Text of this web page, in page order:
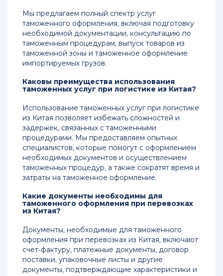
Мы предлагаем полный спектр услуг
таможенного оформления, включая подготовку
необходимой документации, консультацию по
таможенным процедурам, выпуск товаров из
таможенной зоны и таможенное оформление
импортируемых грузов.
Каковы преимущества использования
таможенных услуг при логистике из Китая?
Использование таможенных услуг при логистике
из Китая позволяет избежать сложностей и
задержек, связанных с таможенными
процедурами. Мы предоставляем опытных
специалистов, которые помогут с оформлением
необходимых документов и осуществлением
таможенных процедур, а также сократят время и
затраты на таможенное оформление.
Какие документы необходимы для
таможенного оформления при перевозках
из Китая?
Документы, необходимые для таможенного
оформления при перевозках из Китая, включают
счет-фактуру, платежные документы, договор
поставки, упаковочные листы и другие
документы, подтверждающие характеристики и